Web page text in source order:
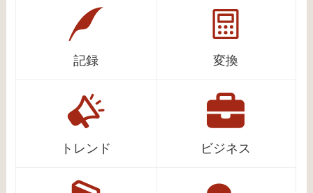
記録 変換
トレンド ビジネス